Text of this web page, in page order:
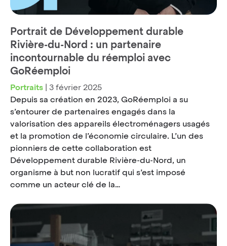
Portrait de Développement durable
Rivière-du-Nord : un partenaire
incontournable du réemploi avec
GoRéemploi
Portraits | 3 février 2025
Depuis sa création en 2023, GoRéemploi a su
s’entourer de partenaires engagés dans la
valorisation des appareils électroménagers usagés
et la promotion de l’économie circulaire. L’un des
pionniers de cette collaboration est
Développement durable Rivière-du-Nord, un
organisme à but non lucratif qui s’est imposé
comme un acteur clé de la…